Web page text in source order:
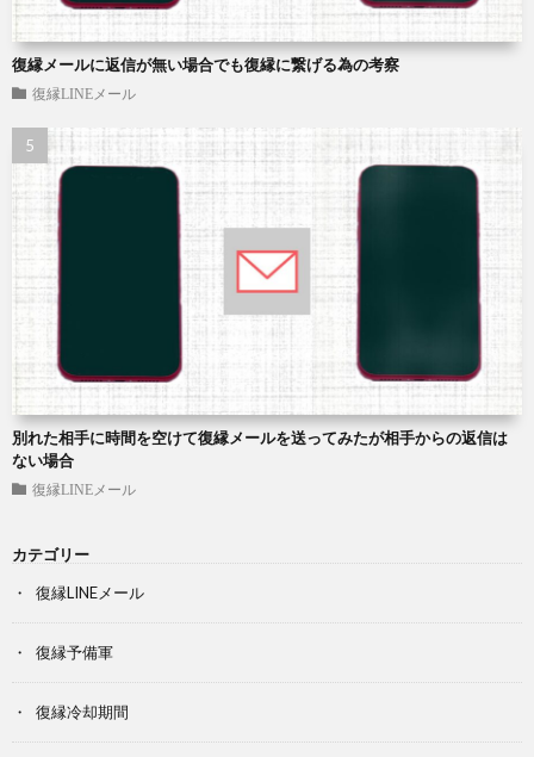
復縁メールに返信が無い場合でも復縁に繋げる為の考察
復縁LINEメール
別れた相手に時間を空けて復縁メールを送ってみたが相手からの返信は
ない場合
復縁LINEメール
カテゴリー
復縁LINEメール
復縁予備軍
復縁冷却期間